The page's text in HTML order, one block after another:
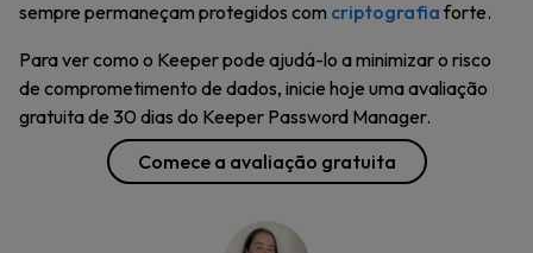
sempre permaneçam protegidos com criptografiaforte.
Para ver como o Keeper pode ajudá-lo a minimizar o risco
de comprometimento de dados, inicie hoje uma avaliação
gratuita de 30 dias do Keeper Password Manager.
Comece a avaliação gratuita